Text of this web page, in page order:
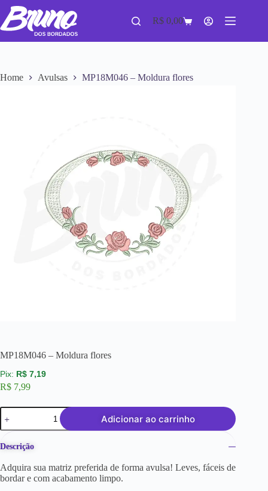
R$ 0,00
Home Avulsas MP18M046 – Moldura flores
MP18M046 – Moldura flores
R$ 7,19
R$ 7,99
Adicionar ao carrinho
Descrição
Adquira sua matriz preferida de forma avulsa! Leves, fáceis de
bordar e com acabamento limpo.